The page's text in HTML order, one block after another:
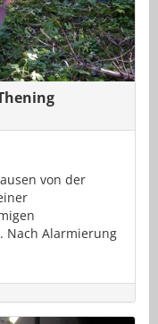
von der
Nach Alarmierung